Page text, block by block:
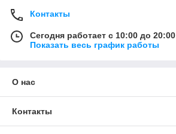
Контакты
Сегодня работает с 10:00 до 20:00
Показать весь график работы
О нас
Контакты